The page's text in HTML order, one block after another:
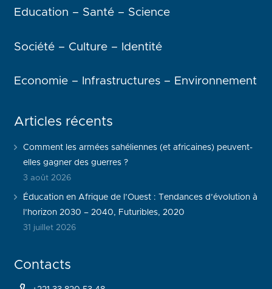
Education – Santé – Science
Société – Culture – Identité
Economie – Infrastructures – Environnement
Articles récents
Comment les armées sahéliennes (et africaines) peuvent-
elles gagner des guerres ?
3 août 2026
Éducation en Afrique de l’Ouest : Tendances d’évolution à
l’horizon 2030 – 2040, Futuribles, 2020
31 juillet 2026
Contacts